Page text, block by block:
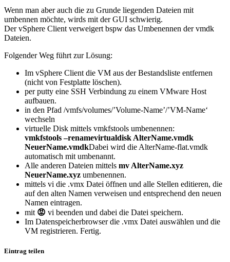
Wenn man aber auch die zu Grunde liegenden Dateien mit
umbennen möchte, wirds mit der GUI schwierig.
Der vSphere Client verweigert bspw das Umbenennen der vmdk
Dateien.
Folgender Weg führt zur Lösung:
Im vSphere Client die VM aus der Bestandsliste entfernen
(nicht von Festplatte löschen).
per putty eine SSH Verbindung zu einem VMware Host
aufbauen.
in den Pfad /vmfs/volumes/’Volume-Name’/’VM-Name‘
wechseln
virtuelle Disk mittels vmkfstools umbenennen:
vmkfstools –renamevirtualdisk AlterName.vmdk
NeuerName.vmdkDabei wird die AlterName-flat.vmdk
automatisch mit umbenannt.
Alle anderen Dateien mittels mv AlterName.xyz
NeuerName.xyz umbenennen.
mittels vi die .vmx Datei öffnen und alle Stellen editieren, die
auf den alten Namen verweisen und entsprechend den neuen
Namen eintragen.
mit 😡 vi beenden und dabei die Datei speichern.
Im Datenspeicherbrowser die .vmx Datei auswählen und die
VM registrieren. Fertig.
Eintrag teilen